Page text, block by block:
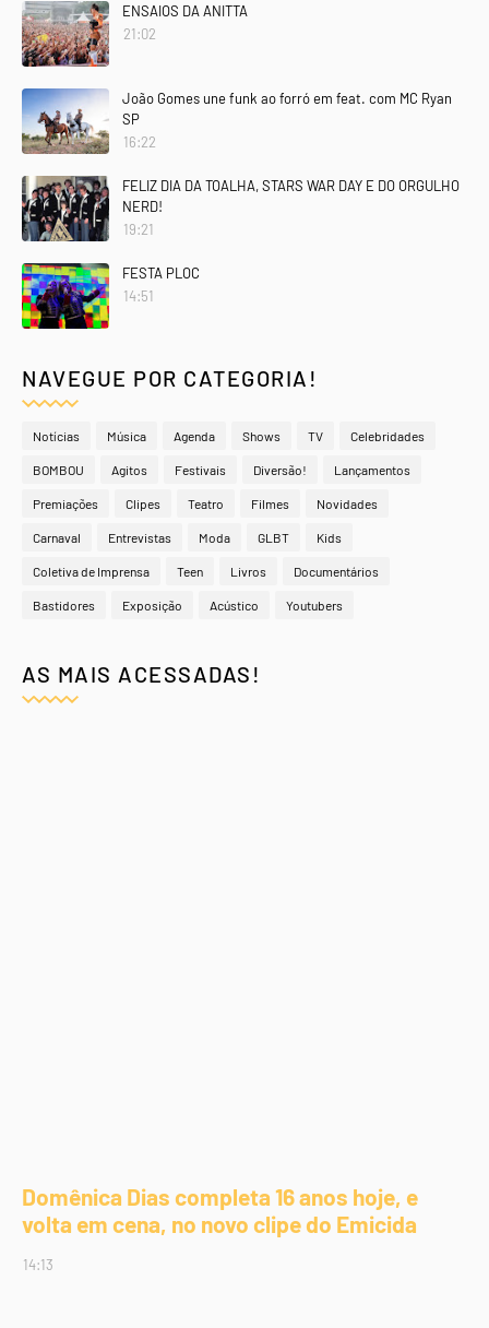
ENSAIOS DA ANITTA
21:02
João Gomes une funk ao forró em feat. com MC Ryan
SP
16:22
FELIZ DIA DA TOALHA, STARS WAR DAY E DO ORGULHO
NERD!
19:21
FESTA PLOC
14:51
NAVEGUE POR CATEGORIA!
Notícias Música Agenda Shows TV Celebridades
BOMBOU Agitos Festivais Diversão! Lançamentos
Premiações Clipes Teatro Filmes Novidades
Carnaval Entrevistas Moda GLBT Kids
Coletiva de Imprensa Teen Livros Documentários
Bastidores Exposição Acústico Youtubers
AS MAIS ACESSADAS!
Domênica Dias completa 16 anos hoje, e
volta em cena, no novo clipe do Emicida
14:13